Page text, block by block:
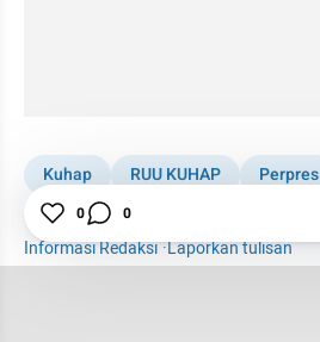
Kuhap RUU KUHAP
Perpres
Peraturan Pemerintah
Informasi Redaksi·Laporkan tulisan
0 0